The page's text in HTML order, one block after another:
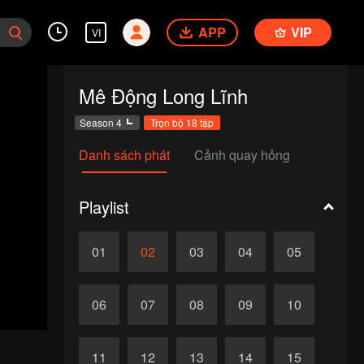
VI APP VIP
Mê Động Long Lĩnh
Season 4 Trọn bộ 18 tập
Danh sách phát Cảnh quay hỏng
Playlist
01 02 03 04 05
06 07 08 09 10
11 12 13 14 15